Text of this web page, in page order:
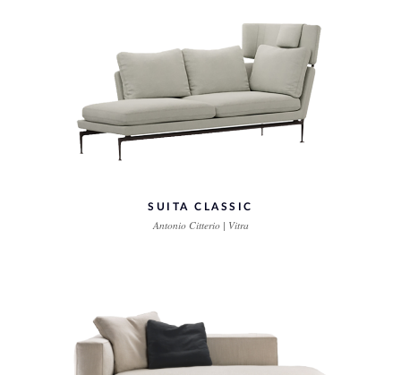
SUITA CLASSIC
Antonio Citterio | Vitra